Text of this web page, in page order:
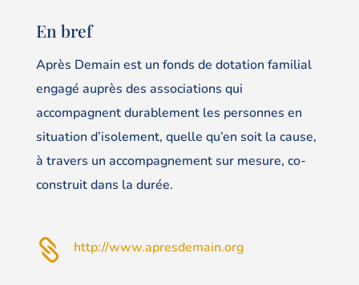
En bref
Après Demain est un fonds de dotation familial
engagé auprès des associations qui
accompagnent durablement les personnes en
situation d’isolement, quelle qu’en soit la cause,
à travers un accompagnement sur mesure, co-
construit dans la durée.
 http://www.apresdemain.org